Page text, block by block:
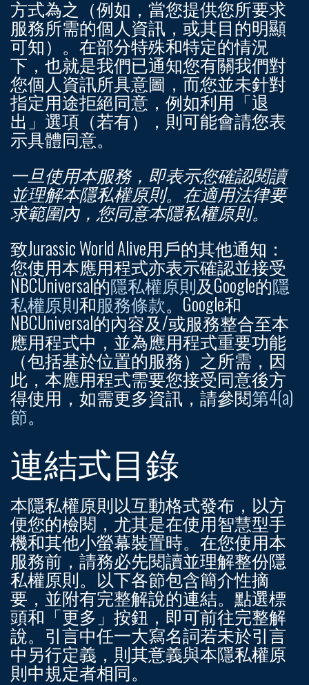
方式為之（例如，當您提供您所要求
服務所需的個人資訊，或其目的明顯
可知）。在部分特殊和特定的情況
下，也就是我們已通知您有關我們對
您個人資訊所具意圖，而您並未針對
指定用途拒絕同意，例如利用「退
出」選項（若有），則可能會請您表
示具體同意。
一旦使用本服務，即表示您確認閱讀
並理解本隱私權原則。在適用法律要
求範圍內，您同意本隱私權原則。
致Jurassic World Alive用戶的其他通知：
您使用本應用程式亦表示確認並接受
NBCUniversal的隱私權原則及Google的隱
私權原則和服務條款。Google和
NBCUniversal的內容及/或服務整合至本
應用程式中，並為應用程式重要功能
（包括基於位置的服務）之所需，因
此，本應用程式需要您接受同意後方
得使用，如需更多資訊，請參閱第4(a)
節。
連結式目錄
本隱私權原則以互動格式發布，以方
便您的檢閱，尤其是在使用智慧型手
機和其他小螢幕裝置時。在您使用本
服務前，請務必先閱讀並理解整份隱
私權原則。以下各節包含簡介性摘
要，並附有完整解說的連結。點選標
頭和「更多」按鈕，即可前往完整解
說。引言中任一大寫名詞若未於引言
中另行定義，則其意義與本隱私權原
則中規定者相同。